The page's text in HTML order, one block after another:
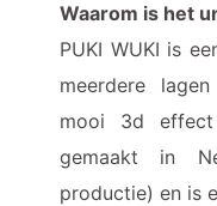
Waarom is het
PUKI WUKI is
meerdere
mooi 3d
gemaakt in
productie) en is